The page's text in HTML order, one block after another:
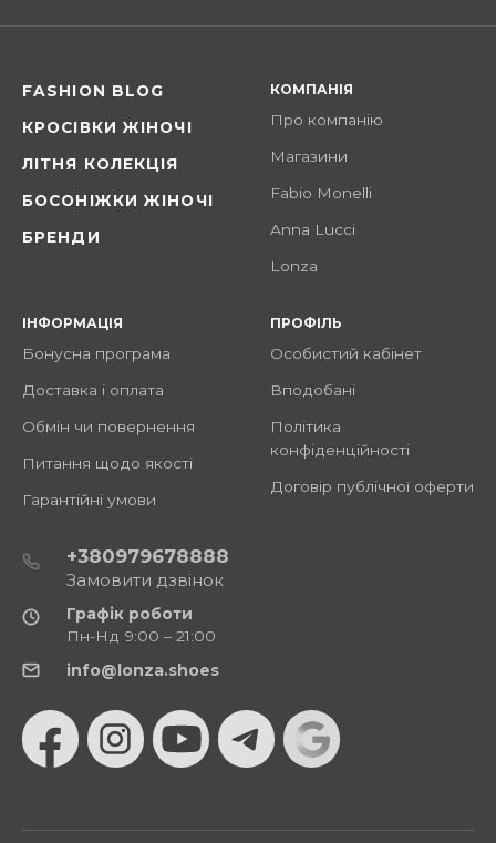
FASHION BLOG
КРОСІВКИ ЖІНОЧІ
ЛІТНЯ КОЛЕКЦІЯ
БОСОНІЖКИ ЖІНОЧІ
БРЕНДИ
КОМПАНІЯ
Про компанію
Магазини
Fabio Monelli
Anna Lucci
Lonza
ІНФОРМАЦІЯ
Бонусна програма
Доставка і оплата
Обмін чи повернення
Питання щодо якості
Гарантійні умови
ПРОФІЛЬ
Особистий кабінет
Вподобані
Політика
конфіденційності
Договір публічної оферти
+380979678888
Замовити дзвінок
Графік роботи
Пн-Нд 9:00 – 21:00
info@lonza.shoes